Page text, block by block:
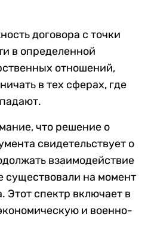
договора с точки
в определенной
отношений,
в тех сферах, где
что решение о
свидетельствует о
взаимодействие
существовали на момент
Этот спектр включает в
и военно-